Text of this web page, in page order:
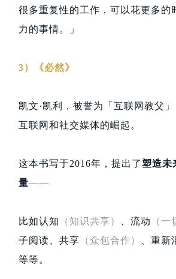
很多重复性的工作，可以花更多的
力的事情。」
3）《必然》
凯文·凯利，被誉为「互联网教父
互联网和社交媒体的崛起。
这本书写于2016年，提出了塑造未
量——
比如认知 （知识共享） 、流动 （一
子阅读、共享 （众包合作） 、重新
等等。